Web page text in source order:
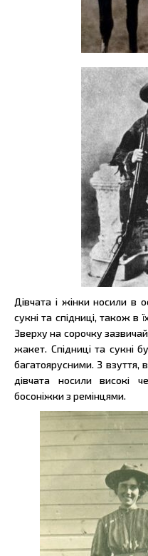
Дівчата і жінки носили в
сукні та спідниці, також в
Зверху на сорочку
жакет. Спідниці та сукні
багатоярусними. З взуття,
дівчата носили високі
босоніжки з ремінцями.